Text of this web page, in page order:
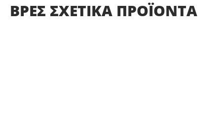
ΒΡΕΣ ΣΧΕΤΙΚΑ ΠΡΟΪΟΝΤΑ